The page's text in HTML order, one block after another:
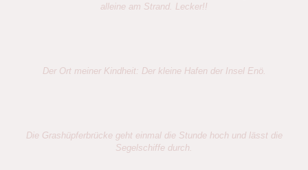
alleine am Strand. Lecker!!
Der Ort meiner Kindheit: Der kleine Hafen der Insel Enö.
Die Grashüpferbrücke geht einmal die Stunde hoch und lässt die
Segelschiffe durch.